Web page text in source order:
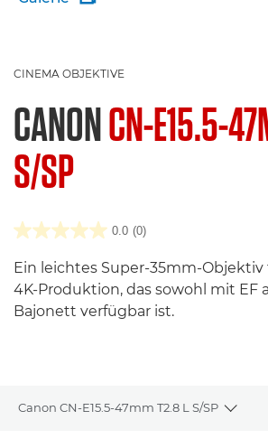
CINEMA OBJEKTIVE
CANONCN-E15.5-
S/SP
0.0 (0)
Ein leichtes Super-35mm-Objektiv
4K-Produktion, das sowohl mit EF
Bajonett verfügbar ist.
Canon CN-E15.5-47mm T2.8 L S/SP